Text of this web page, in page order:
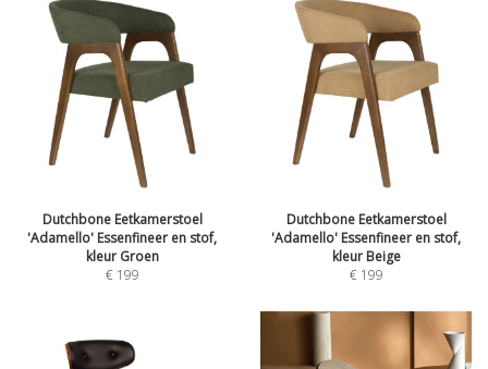
Dutchbone Eetkamerstoel
'Adamello' Essenfineer en stof,
kleur Groen
€ 199
Dutchbone Eetkamerstoel
'Adamello' Essenfineer en stof,
kleur Beige
€ 199